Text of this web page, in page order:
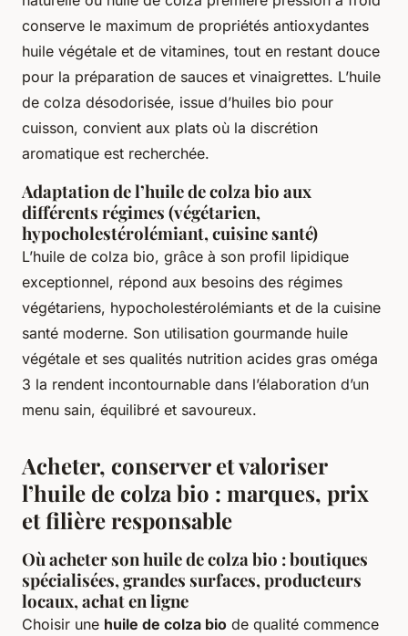
conserve le maximum de propriétés antioxydantes
huile végétale et de vitamines, tout en restant douce
pour la préparation de sauces et vinaigrettes. L’huile
de colza désodorisée, issue d’huiles bio pour
cuisson, convient aux plats où la discrétion
aromatique est recherchée.
Adaptation de l’huile de colza bio aux
différents régimes (végétarien,
hypocholestérolémiant, cuisine santé)
L’huile de colza bio, grâce à son profil lipidique
exceptionnel, répond aux besoins des régimes
végétariens, hypocholestérolémiants et de la cuisine
santé moderne. Son utilisation gourmande huile
végétale et ses qualités nutrition acides gras oméga
3 la rendent incontournable dans l’élaboration d’un
menu sain, équilibré et savoureux.
Acheter, conserver et valoriser
l’huile de colza bio : marques, prix
et filière responsable
Où acheter son huile de colza bio : boutiques
spécialisées, grandes surfaces, producteurs
locaux, achat en ligne
Choisir une huile de colza bio de qualité commence